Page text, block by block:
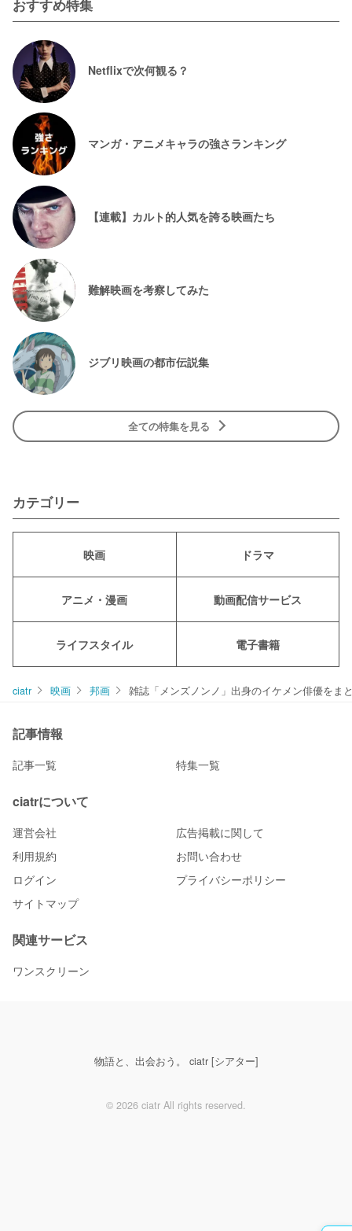
おすすめ特集
Netflixで次何観る？
マンガ・アニメキャラの強さランキング
【連載】カルト的人気を誇る映画たち
難解映画を考察してみた
ジブリ映画の都市伝説集
全ての特集を見る
カテゴリー
映画 ドラマ
アニメ・漫画 動画配信サービス
ライフスタイル 電子書籍
ciatr 映画 邦画 雑誌「メンズノンノ」出身のイケメン俳優をま
記事情報
記事一覧 特集一覧
ciatrについて
運営会社
広告掲載に関して
利用規約
お問い合わせ
ログイン
プライバシーポリシー
サイトマップ
関連サービス
ワンスクリーン
物語と、出会おう。 ciatr [シアター]
© 2026 ciatr All rights reserved.